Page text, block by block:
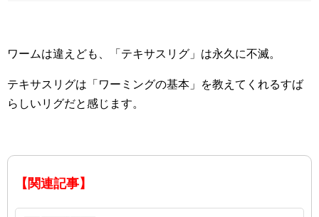
ワームは違えども、「テキサスリグ」は永久に不滅。
テキサスリグは「ワーミングの基本」を教えてくれるすば
らしいリグだと感じます。
【関連記事】